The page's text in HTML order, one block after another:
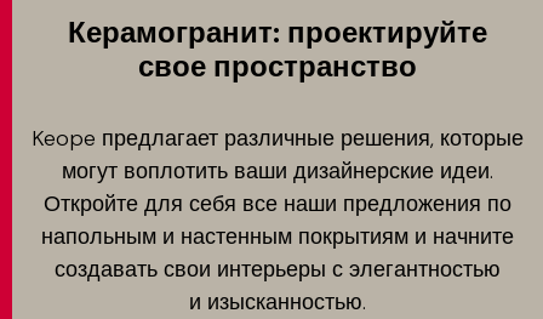
Керамогранит: проектируйте
свое пространство
Keope предлагает различные решения, которые
могут воплотить ваши дизайнерские идеи.
Откройте для себя все наши предложения по
напольным и настенным покрытиям и начните
создавать свои интерьеры с элегантностью
и изысканностью.